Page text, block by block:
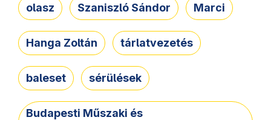
olasz Szaniszló Sándor Marci
Hanga Zoltán tárlatvezetés
baleset sérülések
Budapesti Műszaki és